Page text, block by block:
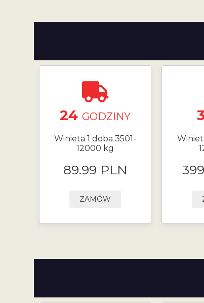
24GODZINY
Winieta 1 doba 3501-
12000 kg
89.99 PLN
ZAMÓW